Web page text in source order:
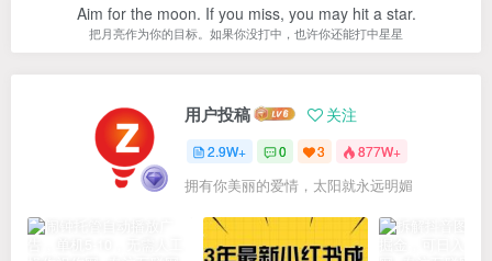
Aim for the moon. If you miss, you may hit a star.
把月亮作为你的目标。如果你没打中，也许你还能打中星星
用户投稿 关注
2.9W+ 0 3 877W+
拥有你美丽的爱情，太阳就永远明媚